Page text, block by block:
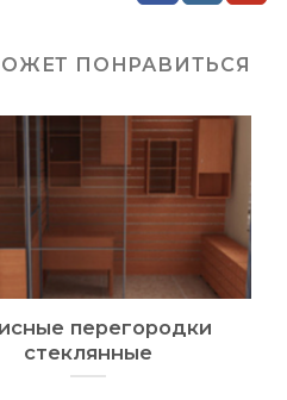
ПОНРАВИТЬСЯ
перегородки
стеклянные